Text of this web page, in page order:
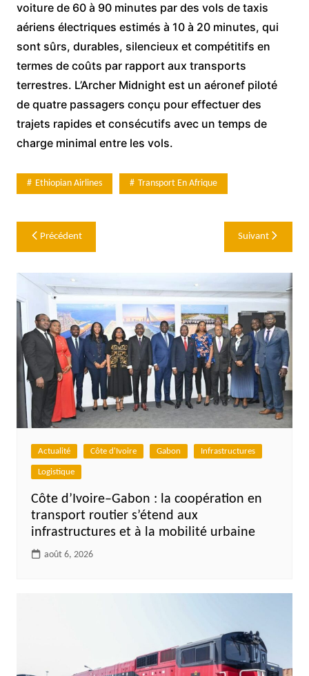
voiture de 60 à 90 minutes par des vols de taxis
aériens électriques estimés à 10 à 20 minutes, qui
sont sûrs, durables, silencieux et compétitifs en
termes de coûts par rapport aux transports
terrestres. L’Archer Midnight est un aéronef piloté
de quatre passagers conçu pour effectuer des
trajets rapides et consécutifs avec un temps de
charge minimal entre les vols.
Ethiopian Airlines Transport En Afrique
Navigation
de
l’article
Précédent Suivant
Actualité Côte d'Ivoire Gabon Infrastructures
Logistique
Côte d’Ivoire–Gabon : la coopération en
transport routier s’étend aux
infrastructures et à la mobilité urbaine
août 6, 2026